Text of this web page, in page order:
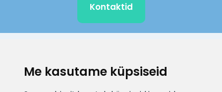
Me kasutame küpsiseid
Kontaktid
Infotelefon